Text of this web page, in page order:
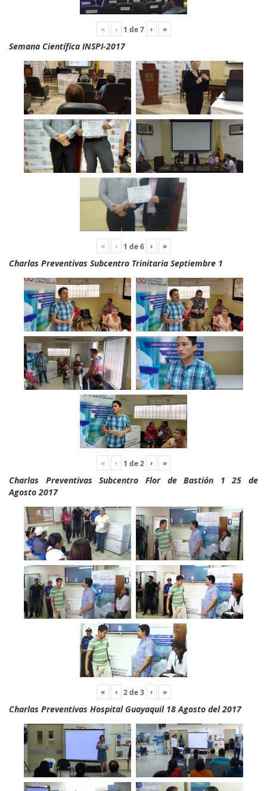
« ‹ 1 de7 › »
Semana Científica INSPI-2017
« ‹ 1 de6 › »
Charlas Preventivas Subcentro Trinitaria Septiembre 1
« ‹ 1 de2 › »
Charlas Preventivas Subcentro Flor de Bastión 1 25 de
Agosto 2017
« ‹ 2de3 › »
Charlas Preventivas Hospital Guayaquil 18 Agosto del 2017